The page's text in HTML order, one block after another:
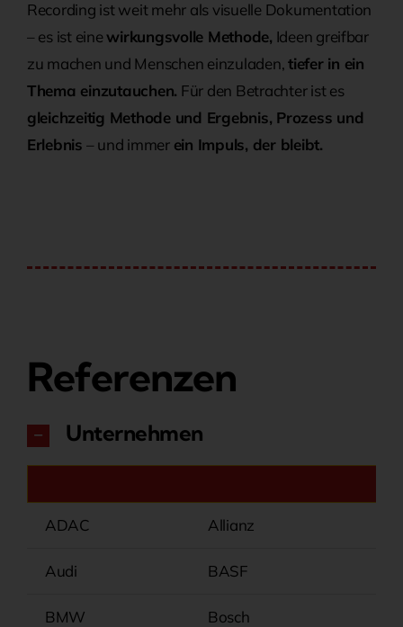
Recording ist weit mehr als visuelle Dokumentation
– es ist eine wirkungsvolle Methode, Ideen greifbar
zu machen und Menschen einzuladen,tiefer in ein
Thema einzutauchen. Für den Betrachter ist es
gleichzeitig Methode und Ergebnis, Prozess und
Erlebnis – und immer ein Impuls, der bleibt.
Referenzen
Unternehmen
ADAC Allianz
Audi BASF
BMW Bosch